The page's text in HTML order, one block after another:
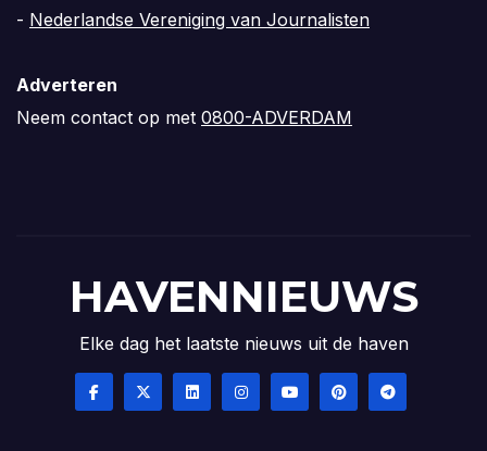
- Nederlandse Vereniging van Journalisten
Adverteren
Neem contact op met 0800-ADVERDAM
HAVENNIEUWS
Elke dag het laatste nieuws uit de haven